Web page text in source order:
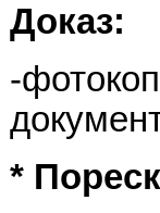
Доказ:
-
*